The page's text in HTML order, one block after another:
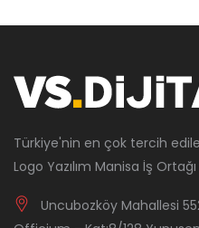
Türkiye'nin en çok tercih
Logo Yazılım Manisa İş
Uncubozköy Mahallesi